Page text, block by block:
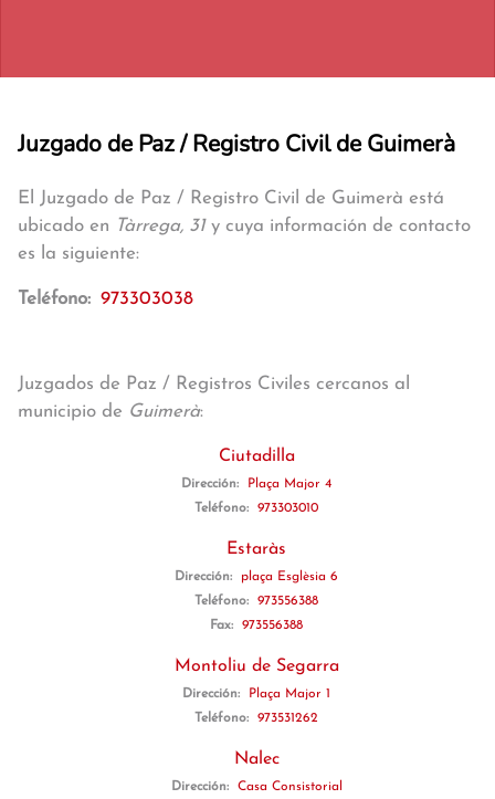
Juzgado de Paz / Registro Civil de Guimerà
El Juzgado de Paz / Registro Civil de Guimerà está
ubicado en Tàrrega, 31y cuya información de contacto
es la siguiente:
Teléfono: 973303038
Juzgados de Paz / Registros Civiles cercanos al
municipio de Guimerà:
Ciutadilla
Dirección:
Plaça Major 4
Teléfono:
973303010
Estaràs
Dirección:
plaça Esglèsia 6
Teléfono:
973556388
Fax:
973556388
Montoliu de Segarra
Dirección:
Plaça Major 1
Teléfono:
973531262
Nalec
Dirección:
Casa Consistorial